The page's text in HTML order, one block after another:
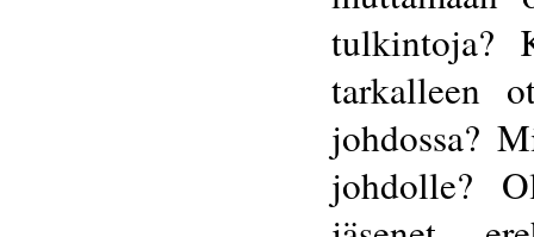
tulkintoja?
tarkalleen
johdossa?
johdolle?